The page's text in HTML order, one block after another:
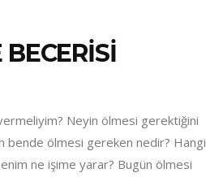
Neyin ölmesi gerektiğini
bende ölmesi gereken nedir? Hangi
ne işime yarar? Bugün ölmesi